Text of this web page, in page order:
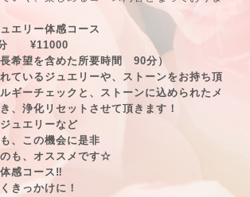
エリー体感コース
¥11000
希望を含めた 所要時間 90分）
ているジュエリーや、ストーンをお持ち頂
ギーチェックと、ストーンに込められたメ
、浄化リセットさせて頂きます！
ュエリーなど
、この機会に是非
も、オススメです☆
感コース‼︎
きっかけに！